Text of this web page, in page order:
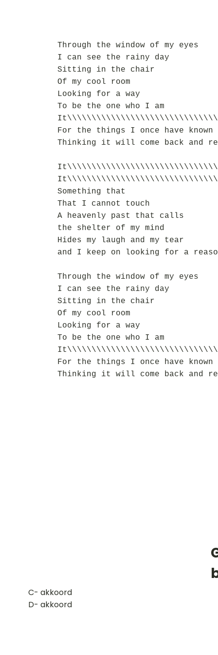
Through the window of my eyes
I can see the rainy day
Sitting in the chair
Of my cool room
Looking for a way
To be the one who I am
It\\\\\\\\\\\\\\\\\\\\\\\\\\\\\\\'s
For the things I once have known
Thinking it will come back and
It\\\\\\\\\\\\\\\\\\\\\\\\\\\\\\\'s
It\\\\\\\\\\\\\\\\\\\\\\\\\\\\\\\'s
Something that
That I cannot touch
A heavenly past that calls
the shelter of my mind
Hides my laugh and my tear
and I keep on looking for a
Through the window of my eyes
I can see the rainy day
Sitting in the chair
Of my cool room
Looking for a way
To be the one who I am
It\\\\\\\\\\\\\\\\\\\\\\\\\\\\\\\'s
For the things I once have known
Thinking it will come back and
​C- akkoord
D- akkoord